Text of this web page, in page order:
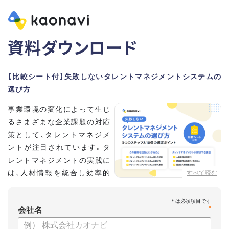
資料ダウンロード
【比較シート付】失敗しないタレントマネジメントシステムの
選び方
すべて読む
事業環境の変化によって生じ
るさまざまな企業課題の対応
策として、タレントマネジメ
ントが注目されています。タ
レントマネジメントの実践に
は、人材情報を統合し効率的
・タレントマネジメントが必要な企業の特徴
*
会社名